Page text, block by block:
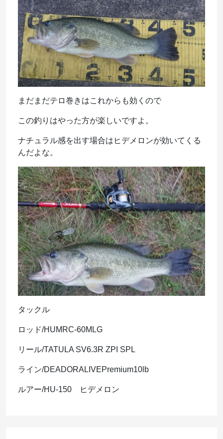
まだまだテロ巻きはこれからも効くので
この釣りはやった方が楽しいですよ。
ナチュラル感を出す場合はヒデメロンが効いてくる
んだよな。
タックル
ロッド/HUMRC-60MLG
リール/TATULA SV6.3R ZPI SPL
ライン/DEADORALIVEPremium10lb
ルアー/HU-150 ヒデメロン